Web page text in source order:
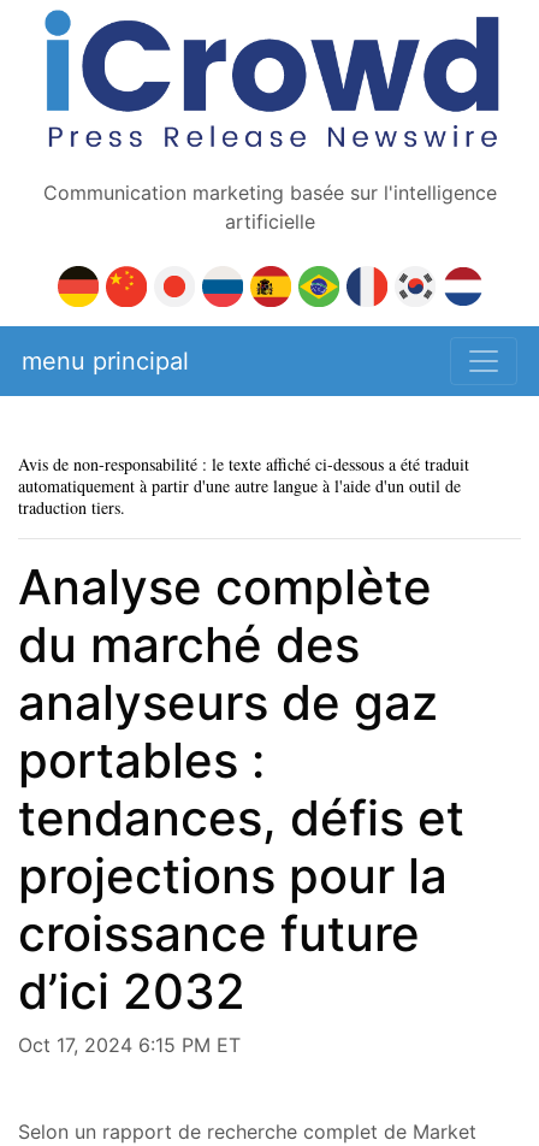
Communication marketing basée sur l'intelligence
artificielle
menu principal
Avis de non-responsabilité : le texte affiché ci-dessous a été traduit
automatiquement à partir d'une autre langue à l'aide d'un outil de
traduction tiers.
Analyse complète
du marché des
analyseurs de gaz
portables :
tendances, défis et
projections pour la
croissance future
d’ici 2032
Oct 17, 2024 6:15 PM ET
Selon un rapport de recherche complet de Market